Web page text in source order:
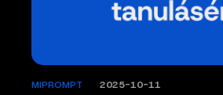
MIPROMPT 2025-10-11